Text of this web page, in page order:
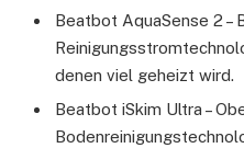
Beatbot AquaSense 2 –
denen viel geheizt wird.
Beatbot iSkim Ultra –